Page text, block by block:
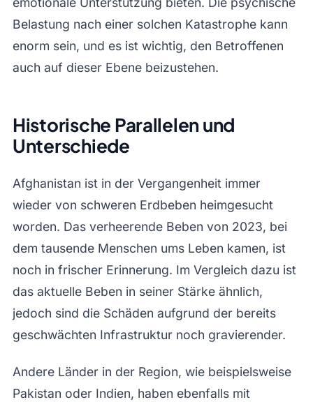
Belastung nach einer solchen Katastrophe kann
enorm sein, und es ist wichtig, den Betroffenen
auch auf dieser Ebene beizustehen.
Historische Parallelen und
Unterschiede
Afghanistan ist in der Vergangenheit immer
wieder von schweren Erdbeben heimgesucht
worden. Das verheerende Beben von 2023, bei
dem tausende Menschen ums Leben kamen, ist
noch in frischer Erinnerung. Im Vergleich dazu ist
das aktuelle Beben in seiner Stärke ähnlich,
jedoch sind die Schäden aufgrund der bereits
geschwächten Infrastruktur noch gravierender.
Andere Länder in der Region, wie beispielsweise
Pakistan oder Indien, haben ebenfalls mit